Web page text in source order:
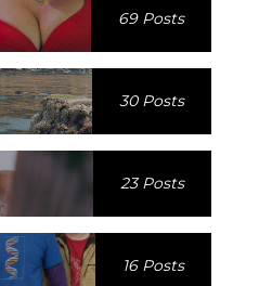
69 Posts
30 Posts
23 Posts
16 Posts